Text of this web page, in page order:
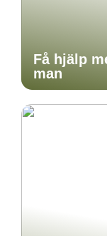
Få hjälp
man